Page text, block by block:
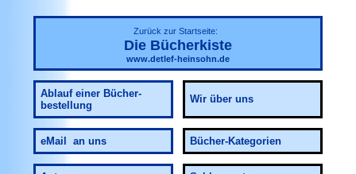
Zurück zur Startseite:
Die Bücherkiste
www.detlef-heinsohn.de
Ablauf einer Bücher-
bestellung
Wir über uns
eMail an uns Bücher-Kategorien